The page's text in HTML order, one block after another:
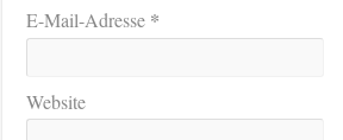
E-Mail-Adresse *
Website